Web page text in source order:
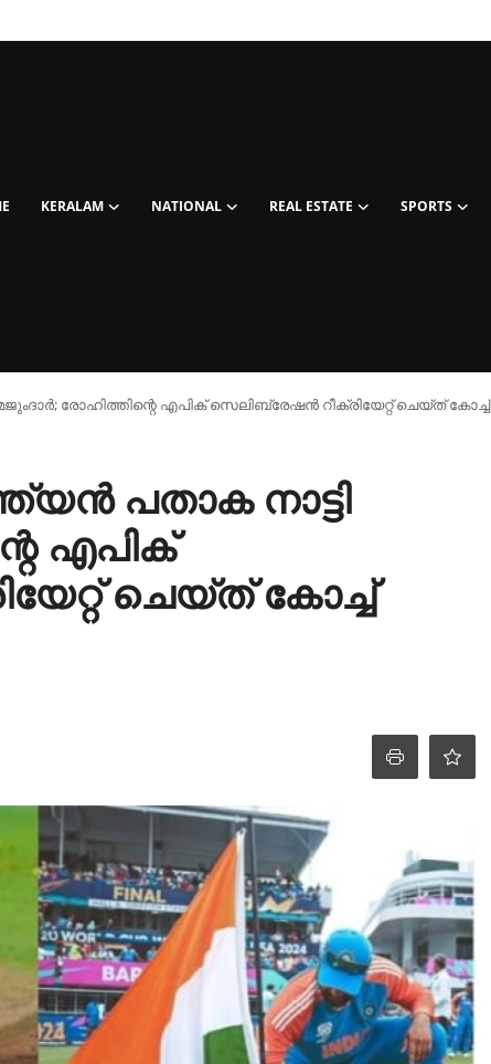
KERALAM NATIONAL REAL ESTATE SPORTS
രോഹിത്തിന്റെ എപിക് സെലിബ്രേഷൻ റീക്രിയേറ്റ് ചെയ്ത് കോച്ച്
പതാക നാട്ടി
എപിക്
ചെയ്ത് കോച്ച്